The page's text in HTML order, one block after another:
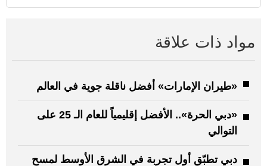
مواد ذات علاقة
«طيران الإمارات» أفضل ناقلة جوية في العالم
«دبي الحرة».. الأفضل إقليمياً للعام الـ 25 على
التوالي
دبي تطبّق أول تجربة في الشرق الأوسط لمسح